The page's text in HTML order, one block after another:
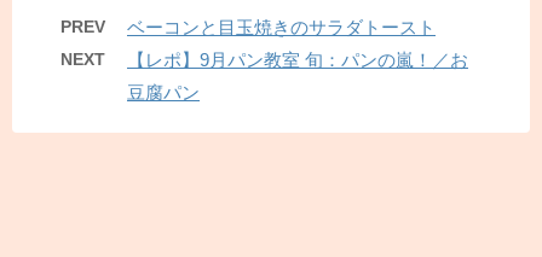
PREV ベーコンと目玉焼きのサラダトースト
NEXT
【レポ】9月パン教室 旬：パンの嵐！／お
豆腐パン